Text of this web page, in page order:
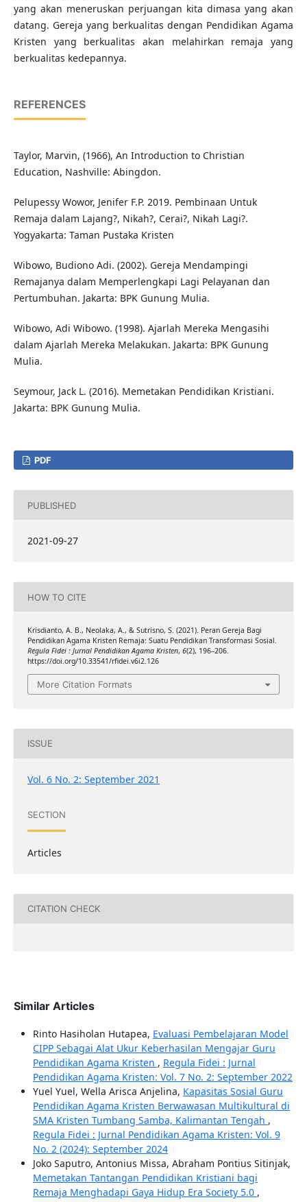
yang akan meneruskan perjuangan kita dimasa yang akan
datang. Gereja yang berkualitas dengan Pendidikan Agama
Kristen yang berkualitas akan melahirkan remaja yang
berkualitas kedepannya.
REFERENCES
Taylor, Marvin, (1966), An Introduction to Christian
Education, Nashville: Abingdon.
Pelupessy Wowor, Jenifer F.P. 2019. Pembinaan Untuk
Remaja dalam Lajang?, Nikah?, Cerai?, Nikah Lagi?.
Yogyakarta: Taman Pustaka Kristen
Wibowo, Budiono Adi. (2002). Gereja Mendampingi
Remajanya dalam Memperlengkapi Lagi Pelayanan dan
Pertumbuhan. Jakarta: BPK Gunung Mulia.
Wibowo, Adi Wibowo. (1998). Ajarlah Mereka Mengasihi
dalam Ajarlah Mereka Melakukan. Jakarta: BPK Gunung
Mulia.
Seymour, Jack L. (2016). Memetakan Pendidikan Kristiani.
Jakarta: BPK Gunung Mulia.
PDF
PUBLISHED
2021-09-27
HOW TO CITE
Krisdianto, A. B., Neolaka, A., & Sutrisno, S. (2021). Peran Gereja Bagi
Pendidikan Agama Kristen Remaja: Suatu Pendidikan Transformasi Sosial.
Regula Fidei : Jurnal Pendidikan Agama Kristen, 6(2), 196–206.
https://doi.org/10.33541/rfidei.v6i2.126
More Citation Formats
ISSUE
Vol. 6 No. 2: September 2021
SECTION
Articles
CITATION CHECK
Similar Articles
Rinto Hasiholan Hutapea, Evaluasi Pembelajaran Model
CIPP Sebagai Alat Ukur Keberhasilan Mengajar Guru
Pendidikan Agama Kristen , Regula Fidei : Jurnal
Pendidikan Agama Kristen: Vol. 7 No. 2: September 2022
Yuel Yuel, Wella Arisca Anjelina, Kapasitas Sosial Guru
Pendidikan Agama Kristen Berwawasan Multikultural di
SMA Kristen Tumbang Samba, Kalimantan Tengah ,
Regula Fidei : Jurnal Pendidikan Agama Kristen: Vol. 9
No. 2 (2024): September 2024
Joko Saputro, Antonius Missa, Abraham Pontius Sitinjak,
Memetakan Tantangan Pendidikan Kristiani bagi
Remaja Menghadapi Gaya Hidup Era Society 5.0 ,